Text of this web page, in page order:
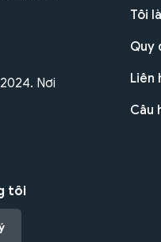
Nơi
tôi
Tôi
Quy
Liên
Câu